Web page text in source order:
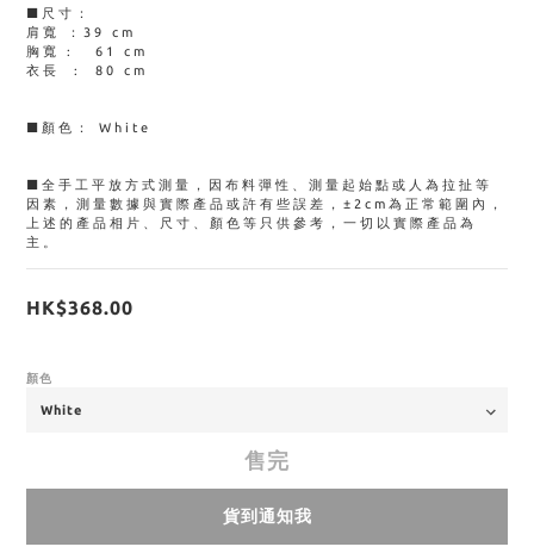
■尺寸：
肩寬 ：39 cm
胸寬 :   61 cm
衣長  :  80 cm
■顏色： White
■全手工平放方式測量，因布料彈性、測量起始點或人為拉扯等
因素，測量數據與實際產品或許有些誤差，±2cm為正常範圍內，
上述的產品相片、尺寸、顏色等只供參考，一切以實際產品為
主。
HK$368.00
顏色
售完
貨到通知我